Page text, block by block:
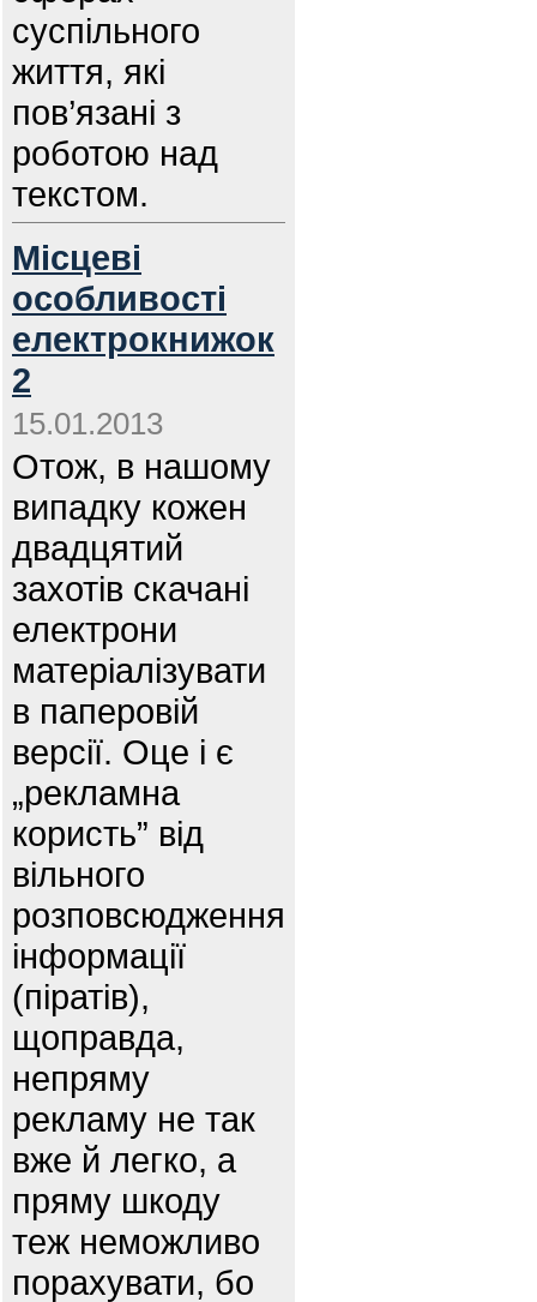
суспільного
життя, які
пов’язані з
роботою над
текстом.
Місцеві
особливості
електрокнижок
2
15.01.2013
Отож, в нашому
випадку кожен
двадцятий
захотів скачані
електрони
матеріалізувати
в паперовій
версії. Оце і є
„рекламна
користь” від
вільного
розповсюдження
інформації
(піратів),
щоправда,
непряму
рекламу не так
вже й легко, а
пряму шкоду
теж неможливо
порахувати, бо